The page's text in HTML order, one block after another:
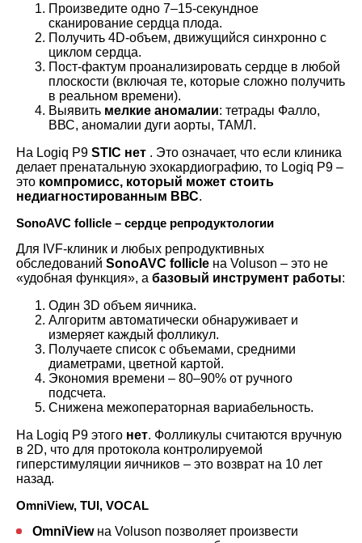
Произведите одно 7–15-секундное
сканирование сердца плода.
Получить 4D-объем, движущийся синхронно с
циклом сердца.
Пост-фактум проанализировать сердце в любой
плоскости (включая те, которые сложно получить
в реальном времени).
Выявить мелкие аномалии: тетрады Фалло,
ВВС, аномалии дуги аорты, ТАМЛ.
На Logiq P9 STIC нет . Это означает, что если клиника
делает пренатальную эхокардиографию, то Logiq P9 –
это компромисс, который может стоить
недиагностированным ВВС.
SonoAVC follicle – сердце репродуктологии
Для IVF-клиник и любых репродуктивных
обследований SonoAVC follicle на Voluson – это не
«удобная функция», а базовый инструмент работы:
Один 3D объем яичника.
Алгоритм автоматически обнаруживает и
измеряет каждый фолликул.
Получаете список с объемами, средними
диаметрами, цветной картой.
Экономия времени – 80–90% от ручного
подсчета.
Снижена межоператорная вариабельность.
На Logiq P9 этого нет. Фолликулы считаются вручную
в 2D, что для протокола контролируемой
гиперстимуляции яичников – это возврат на 10 лет
назад.
OmniView, TUI, VOCAL
OmniView на Voluson позволяет произвести